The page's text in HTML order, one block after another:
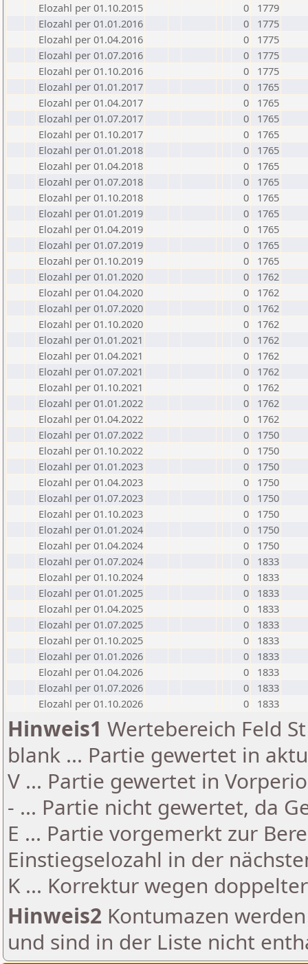
Elozahl per 01.10.2015
0
1779
Elozahl per 01.01.2016
0
1775
Elozahl per 01.04.2016
0
1775
Elozahl per 01.07.2016
0
1775
Elozahl per 01.10.2016
0
1775
Elozahl per 01.01.2017
0
1765
Elozahl per 01.04.2017
0
1765
Elozahl per 01.07.2017
0
1765
Elozahl per 01.10.2017
0
1765
Elozahl per 01.01.2018
0
1765
Elozahl per 01.04.2018
0
1765
Elozahl per 01.07.2018
0
1765
Elozahl per 01.10.2018
0
1765
Elozahl per 01.01.2019
0
1765
Elozahl per 01.04.2019
0
1765
Elozahl per 01.07.2019
0
1765
Elozahl per 01.10.2019
0
1765
Elozahl per 01.01.2020
0
1762
Elozahl per 01.04.2020
0
1762
Elozahl per 01.07.2020
0
1762
Elozahl per 01.10.2020
0
1762
Elozahl per 01.01.2021
0
1762
Elozahl per 01.04.2021
0
1762
Elozahl per 01.07.2021
0
1762
Elozahl per 01.10.2021
0
1762
Elozahl per 01.01.2022
0
1762
Elozahl per 01.04.2022
0
1762
Elozahl per 01.07.2022
0
1750
Elozahl per 01.10.2022
0
1750
Elozahl per 01.01.2023
0
1750
Elozahl per 01.04.2023
0
1750
Elozahl per 01.07.2023
0
1750
Elozahl per 01.10.2023
0
1750
Elozahl per 01.01.2024
0
1750
Elozahl per 01.04.2024
0
1750
Elozahl per 01.07.2024
0
1833
Elozahl per 01.10.2024
0
1833
Elozahl per 01.01.2025
0
1833
Elozahl per 01.04.2025
0
1833
Elozahl per 01.07.2025
0
1833
Elozahl per 01.10.2025
0
1833
Elozahl per 01.01.2026
0
1833
Elozahl per 01.04.2026
0
1833
Elozahl per 01.07.2026
0
1833
Elozahl per 01.10.2026
0 1833
Hinweis1 Wertebereich Feld
blank ... Partie gewertet in
V ... Partie gewertet in
- ... Partie nicht gewertet, da
E ... Partie vorgemerkt zur
Einstiegselozahl in der
K ... Korrektur wegen
Hinweis2 Kontumazen
und sind in der Liste nicht